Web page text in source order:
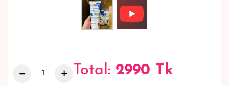
Total: 2990 Tk